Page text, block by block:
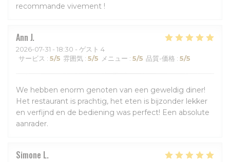
recommande vivement !
Ann J
2026-07-31 - 18:30 - ゲスト 4
サービス : 5/5 雰囲気 : 5/5 メニュー : 5/5 品質-価格 : 5/5
We hebben enorm genoten van een geweldig diner!
Het restaurant is prachtig, het eten is bijzonder lekker
en verfijnd en de bediening was perfect! Een absolute
aanrader.
Simone L